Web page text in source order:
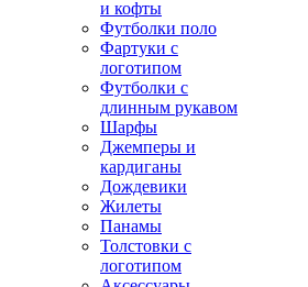
и кофты
Футболки поло
Фартуки с
логотипом
Футболки с
длинным рукавом
Шарфы
Джемперы и
кардиганы
Дождевики
Жилеты
Панамы
Толстовки с
логотипом